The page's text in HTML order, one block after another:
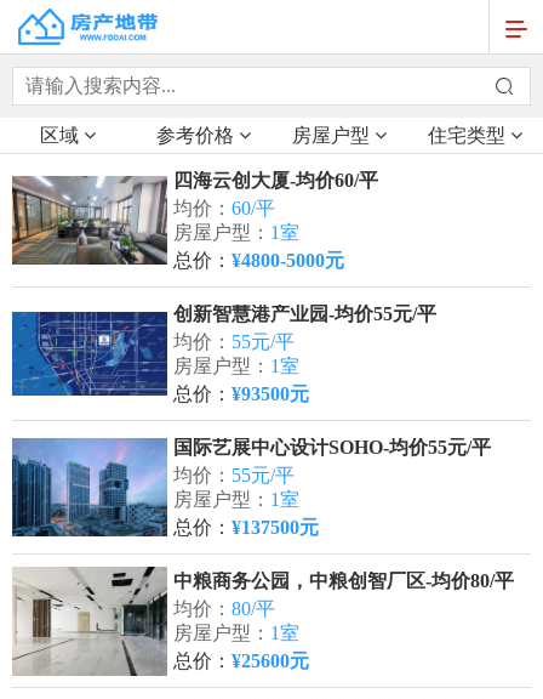
区域 参考价格 房屋户型 住宅类型
四海云创大厦-均价60/平
均价：60/平
房屋户型： 1室
总价：¥4800-5000元
创新智慧港产业园-均价55元/平
均价： 55元/平
房屋户型： 1室
总价：¥93500元
国际艺展中心设计SOHO-均价55元/平
均价： 55元/平
房屋户型： 1室
总价：¥137500元
中粮商务公园，中粮创智厂区-均价80/平
均价：80/平
房屋户型： 1室
总价：¥25600元